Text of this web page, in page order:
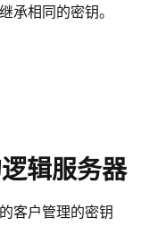
承相同的密钥。
辑服务器
客户管理的密钥